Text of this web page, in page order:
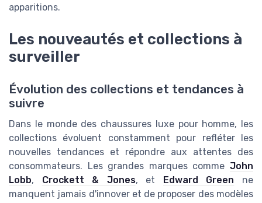
apparitions.
Les nouveautés et collections à
surveiller
Évolution des collections et tendances à
suivre
Dans le monde des chaussures luxe pour homme, les
collections évoluent constamment pour refléter les
nouvelles tendances et répondre aux attentes des
consommateurs. Les grandes marques comme John
Lobb, Crockett & Jones, et Edward Green ne
manquent jamais d'innover et de proposer des modèles